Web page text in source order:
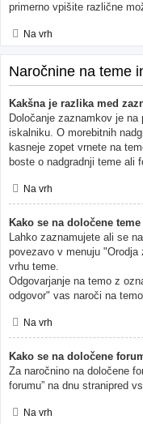
primerno vpišite različne
Na vrh
Naročnine na teme
Kakšna je razlika med
Določanje zaznamkov je
iskalniku. O morebitnih
kasneje zopet vrnete na
boste o nadgradnji teme ali
Na vrh
Kako se na določene
Lahko zaznamujete ali se
povezavo v menuju
vrhu teme.
Odgovarjanje na temo z
odgovor" vas naroči na
Na vrh
Kako se na določene
Za naročnino na določene
forumu” na dnu stranipred
Na vrh